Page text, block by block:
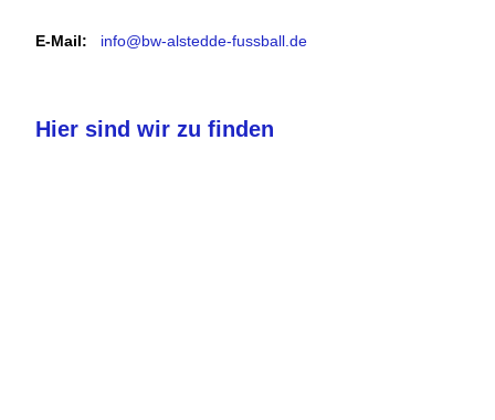
E-Mail: info@bw-alstedde-fussball.de
Hier sind wir zu finden